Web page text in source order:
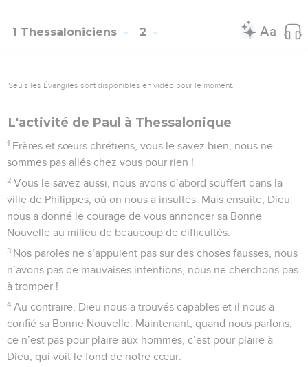
1 Thessaloniciens 2
Seuls les Évangiles sont disponibles en vidéo pour le moment.
L'activité de Paul à Thessalonique
1 Frères et sœurs chrétiens, vous le savez bien, nous ne
sommes pas allés chez vous pour rien !
2 Vous le savez aussi, nous avons d’abord souffert dans la
ville de Philippes, où on nous a insultés. Mais ensuite, Dieu
nous a donné le courage de vous annoncer sa Bonne
Nouvelle au milieu de beaucoup de difficultés.
3 Nos paroles ne s’appuient pas sur des choses fausses, nous
n’avons pas de mauvaises intentions, nous ne cherchons pas
à tromper !
4 Au contraire, Dieu nous a trouvés capables et il nous a
confié sa Bonne Nouvelle. Maintenant, quand nous parlons,
ce n’est pas pour plaire aux hommes, c’est pour plaire à
Dieu, qui voit le fond de notre cœur.